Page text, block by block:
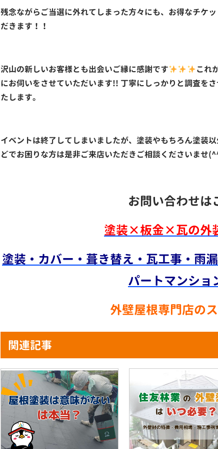
残念ながらご当選に外れてしまった方々にも、お得なチケ
だきます！！
沢山の新しいお客様とも出会いご縁に感謝です
これ
にお伺いをさせていただいます!! 丁寧にしっかりと調査を
たします。
イベントは終了してしまいましたが、塗装やもちろん塗装
どでお困りな方は是非ご来店いただきご相談くださいませ
お問い合わせは
塗装×板金×瓦の外
塗装・カバー・葺き替え・瓦工事・雨
パートマンショ
外壁屋根専門店の
関連記事